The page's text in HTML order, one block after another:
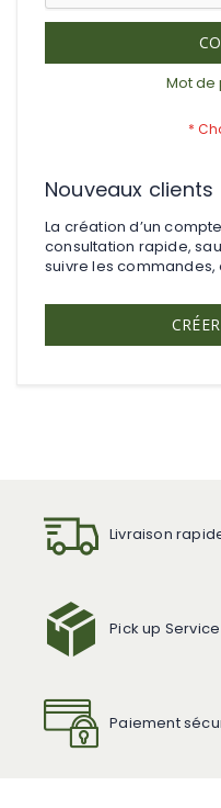
Mot de
Nouveaux clients
La création d’un
consultation rapide,
suivre les commandes,
Livraison
Pick up Service
Paiement